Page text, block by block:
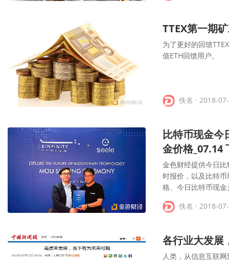
TTEX第一期
为了更好的回馈
值ETH回馈用户。
佚名 · 2018-
比特币现金今
金价格_07.14
金色财经提供今日
时报价，以及比特
格、今日比特币现
佚名 · 2018-
各行业大发展
人类，从信息互联